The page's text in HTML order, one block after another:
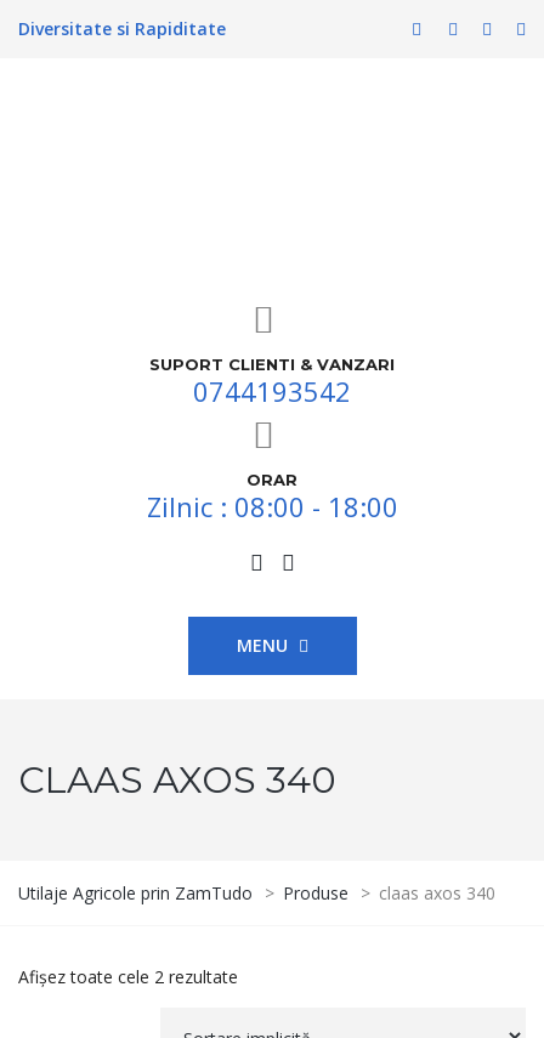
Diversitate si Rapiditate
SUPORT CLIENTI & VANZARI
0744193542
ORAR
Zilnic : 08:00 - 18:00
MENU
CLAAS AXOS 340
Utilaje Agricole prin ZamTudo > Produse > claas axos 340
Afișez toate cele 2 rezultate